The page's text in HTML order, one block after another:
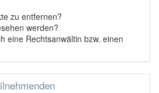
zu entfernen?
werden?
eine Rechtsanwältin bzw. einen